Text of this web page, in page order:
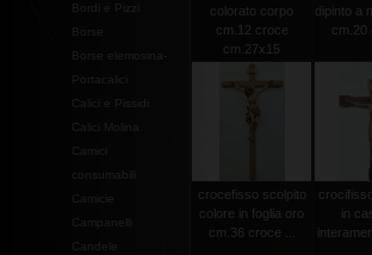
Bordi e Pizzi
Borse
Borse elemosina-
Portacalici
Calici e Pissidi
Calici Molina
Campanelli
Candele
colorato corpo
cm.12 croce
cm.27x15
dipinto a
cm.20
crocefisso scolpito
colore in foglia oro
cm.36 croce ...
in